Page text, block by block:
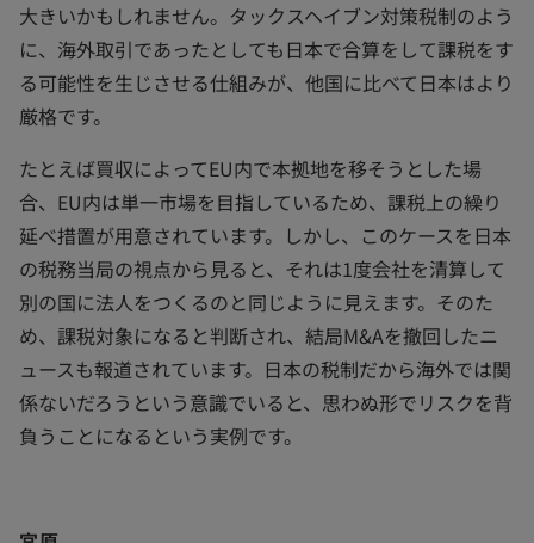
大きいかもしれません。タックスヘイブン対策税制のよう
に、海外取引であったとしても日本で合算をして課税をす
る可能性を生じさせる仕組みが、他国に比べて日本はより
厳格です。
たとえば買収によってEU内で本拠地を移そうとした場
合、EU内は単一市場を目指しているため、課税上の繰り
延べ措置が用意されています。しかし、このケースを日本
の税務当局の視点から見ると、それは1度会社を清算して
別の国に法人をつくるのと同じように見えます。そのた
め、課税対象になると判断され、結局M&Aを撤回したニ
ュースも報道されています。日本の税制だから海外では関
係ないだろうという意識でいると、思わぬ形でリスクを背
負うことになるという実例です。